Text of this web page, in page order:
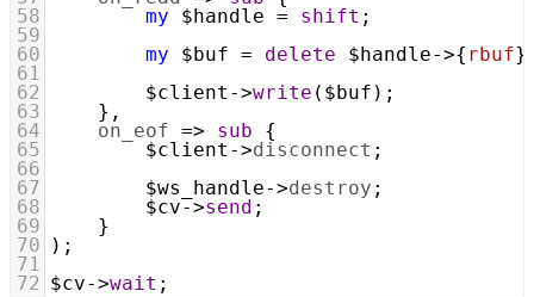
58
my $handle = shift ;
59
60
my $buf = delete $handle->{ rbuf
61
62
$client ->write ( $buf );
63
    },
64
on_eof => sub {
65
$client ->disconnect ;
66
67
$ws_handle->destroy ;
68
$cv->send ;
69
    }
70
);
71
72 $cv->wait ;